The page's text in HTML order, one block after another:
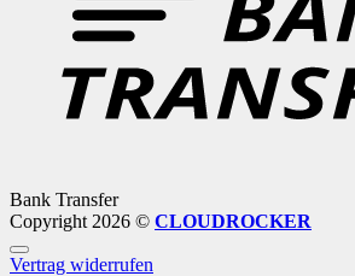
Bank Transfer
Copyright 2026 © CLOUDROCKER
Vertrag widerrufen